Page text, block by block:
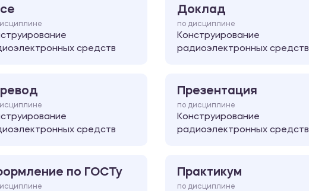
средств
Доклад
по дисциплине
Конструирование
радиоэлектронных средств
средств
Презентация
по дисциплине
Конструирование
радиоэлектронных средств
по ГОСТу Практикум
по дисциплине